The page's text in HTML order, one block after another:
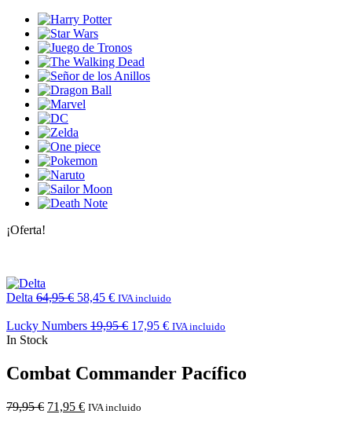
¡Oferta!
Delta 64,95€ 58,45 € IVA incluido
Lucky Numbers 19,95€ 17,95 € IVA incluido
In Stock
Combat Commander Pacífico
79,95€ 71,95 € IVA incluido